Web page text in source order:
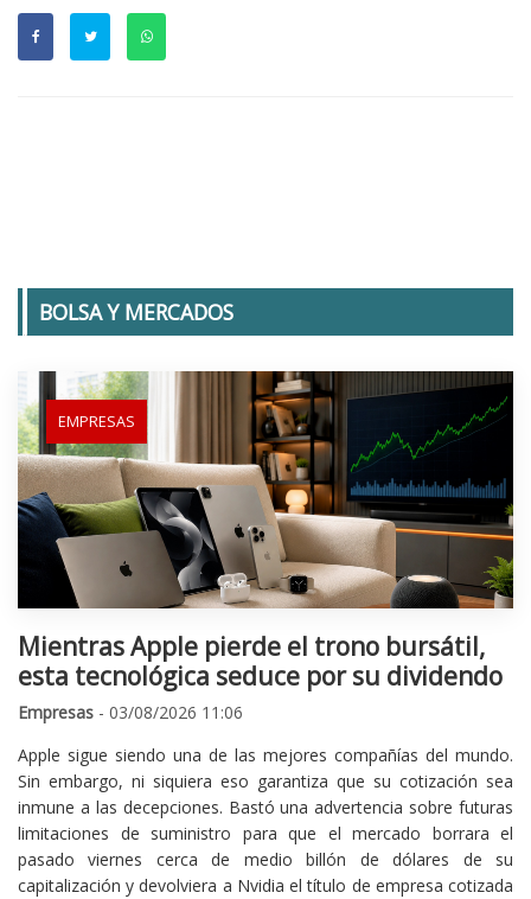
BOLSA Y MERCADOS
EMPRESAS
Mientras Apple pierde el trono bursátil,
esta tecnológica seduce por su dividendo
Empresas - 03/08/2026 11:06
Apple sigue siendo una de las mejores compañías del mundo.
Sin embargo, ni siquiera eso garantiza que su cotización sea
inmune a las decepciones. Bastó una advertencia sobre futuras
limitaciones de suministro para que el mercado borrara el
pasado viernes cerca de medio billón de dólares de su
capitalización y devolviera a Nvidia el título de empresa cotizada